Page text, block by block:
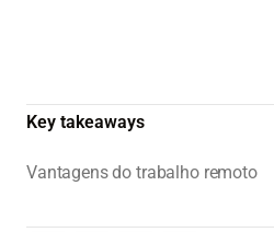
Key takeaways
Vantagens do trabalho remoto